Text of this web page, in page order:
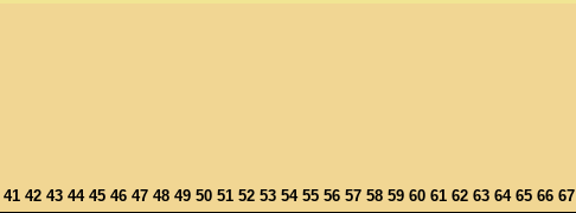
41 42 43 44 45 46 47 48 49 50 51 52 53 54 55 56 57 58 59 60 61 62 63 64 65 66